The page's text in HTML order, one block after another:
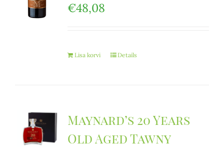
€48,08
Lisa korvi Details
Maynard’s 20 Years
Old Aged Tawny